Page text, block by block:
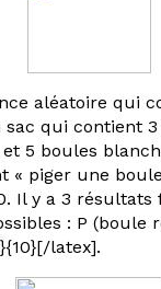
aléatoire qui
qui contient
5 boules
« piger une
Il y a 3 résultats
: P (boule
latex].